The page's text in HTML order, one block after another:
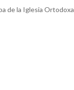
de la Iglesia Ortodoxa